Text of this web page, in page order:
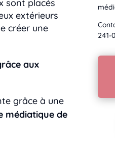
sont placés
extérieurs
créer une
aux
grâce à une
médiatique de
241-